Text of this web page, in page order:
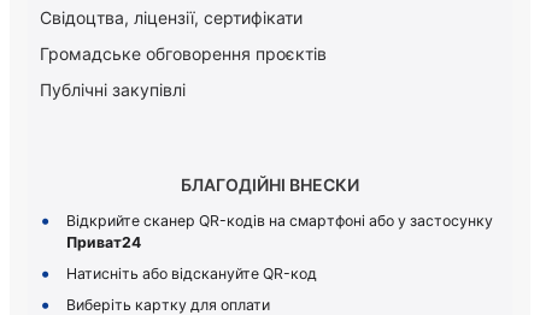
Свідоцтва, ліцензії, сертифікати
Громадське обговорення проєктів
Публічні закупівлі
БЛАГОДІЙНІ ВНЕСКИ
Відкрийте сканер QR-кодів на смартфоні або у застосунку
Приват24
Натисніть або відскануйте QR-код
Виберіть картку для оплати